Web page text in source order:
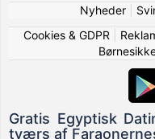
Nyheder|
Cookies & GDPR
Gratis Egyptisk
tværs af